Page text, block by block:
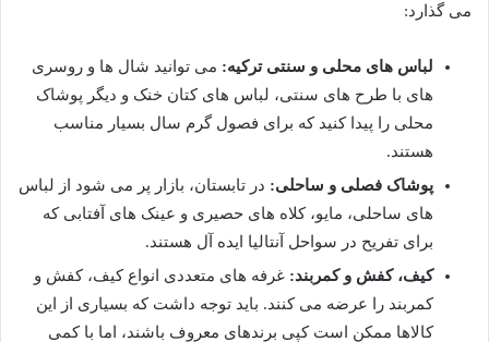
می گذارد:
لباس های محلی و سنتی ترکیه: می توانید شال ها و روسری
های با طرح های سنتی، لباس های کتان خنک و دیگر پوشاک
محلی را پیدا کنید که برای فصول گرم سال بسیار مناسب
هستند.
پوشاک فصلی و ساحلی: در تابستان، بازار پر می شود از لباس
های ساحلی، مایو، کلاه های حصیری و عینک های آفتابی که
برای تفریح در سواحل آنتالیا ایده آل هستند.
کیف، کفش و کمربند: غرفه های متعددی انواع کیف، کفش و
کمربند را عرضه می کنند. باید توجه داشت که بسیاری از این
کالاها ممکن است کپی برندهای معروف باشند، اما با کمی